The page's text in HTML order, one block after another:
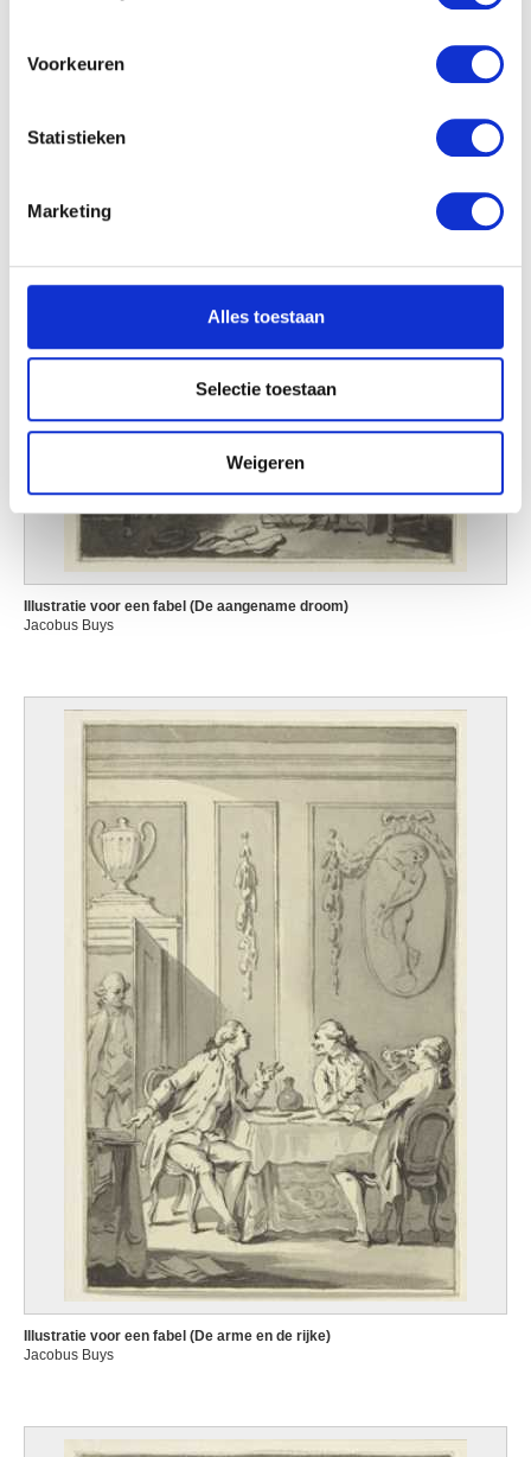
locatie, die tot een paar meter nauwkeurig kan zijn
scannen op specifieke eigenschappen (fingerprinting)
detailgedeeltein.
U kunt uw toestemming op elk moment wijzigen of
We gebruiken cookies om content en advertenties te
personaliseren, om functies voor social media te bieden
en om ons websiteverkeer te analyseren. Ook delen we
informatie over uw gebruik van onze site met onze
partners voor social media, adverteren en analyse. Deze
verzameld op basis van uw gebruik van hun services.
Voorkeuren
Statistieken
Marketing
Alles toestaan
Selectie toestaan
Weigeren
Illustratie voor een fabel (De aangename droom)
Jacobus Buys
Illustratie voor een fabel (De arme en de rijke)
Jacobus Buys